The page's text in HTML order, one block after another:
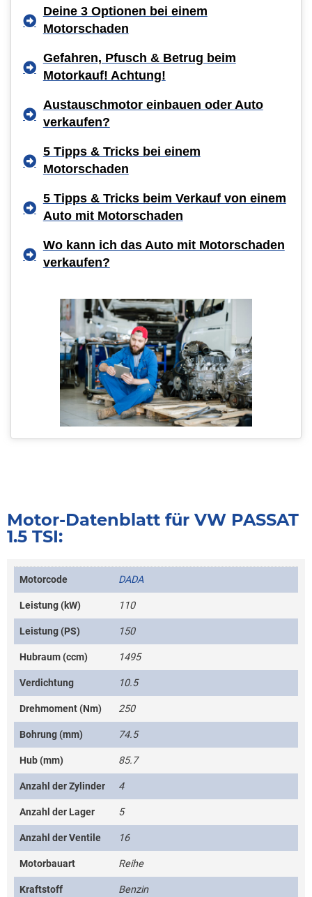
Deine 3 Optionen bei einem
Motorschaden
Gefahren, Pfusch & Betrug beim
Motorkauf! Achtung!
Austauschmotor einbauen oder Auto
verkaufen?
5 Tipps & Tricks bei einem
Motorschaden
5 Tipps & Tricks beim Verkauf von einem
Auto mit Motorschaden
Wo kann ich das Auto mit Motorschaden
verkaufen?
Motor-Datenblatt für VW PASSAT
1.5 TSI:
Motorcode DADA
Leistung (kW) 110
Leistung (PS) 150
Hubraum (ccm) 1495
Verdichtung 10.5
Drehmoment (Nm) 250
Bohrung (mm) 74.5
Hub (mm) 85.7
Anzahl der Zylinder 4
Anzahl der Lager 5
Anzahl der Ventile 16
Motorbauart Reihe
Kraftstoff Benzin